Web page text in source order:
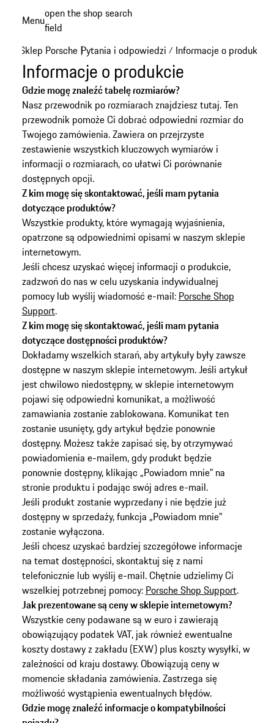
zawartości
Menuopen the shop search
field
Sklep Porsche |Pytania i odpowiedzi / Informacje o produkcie
Informacje o produkcie
Gdzie mogę znaleźć tabelę rozmiarów?
Nasz przewodnik po rozmiarach znajdziesztutaj. Ten
przewodnik pomoże Ci dobrać odpowiedni rozmiar do
Twojego zamówienia. Zawiera on przejrzyste
zestawienie wszystkich kluczowych wymiarów i
informacji o rozmiarach, co ułatwi Ci porównanie
dostępnych opcji.
Z kim mogę się skontaktować, jeśli mam pytania
dotyczące produktów?
Wszystkie produkty, które wymagają wyjaśnienia,
opatrzone są odpowiednimi opisami w naszym sklepie
internetowym.
Jeśli chcesz uzyskać więcej informacji o produkcie,
zadzwoń do nas w celu uzyskania indywidualnej
pomocy lub wyślij wiadomość e-mail: Porsche Shop
Support.
Z kim mogę się skontaktować, jeśli mam pytania
dotyczące dostępności produktów?
Dokładamy wszelkich starań, aby artykuły były zawsze
dostępne w naszym sklepie internetowym. Jeśli artykuł
jest chwilowo niedostępny, w sklepie internetowym
pojawi się odpowiedni komunikat, a możliwość
zamawiania zostanie zablokowana. Komunikat ten
zostanie usunięty, gdy artykuł będzie ponownie
dostępny. Możesz także zapisać się, by otrzymywać
powiadomienia e-mailem, gdy produkt będzie
ponownie dostępny, klikając „Powiadom mnie” na
stronie produktu i podając swój adres e-mail.
Jeśli produkt zostanie wyprzedany i nie będzie już
dostępny w sprzedaży, funkcja „Powiadom mnie”
zostanie wyłączona.
Jeśli chcesz uzyskać bardziej szczegółowe informacje
na temat dostępności, skontaktuj się z nami
telefonicznie lub wyślij e-mail. Chętnie udzielimy Ci
wszelkiej potrzebnej pomocy: Porsche Shop Support.
Jak prezentowane są ceny w sklepie internetowym?
Wszystkie ceny podawane są w euro i zawierają
obowiązujący podatek VAT, jak również ewentualne
koszty dostawy z zakładu (EXW) plus koszty wysyłki, w
zależności od kraju dostawy. Obowiązują ceny w
momencie składania zamówienia. Zastrzega się
możliwość wystąpienia ewentualnych błędów.
Gdzie mogę znaleźć informacje o kompatybilności